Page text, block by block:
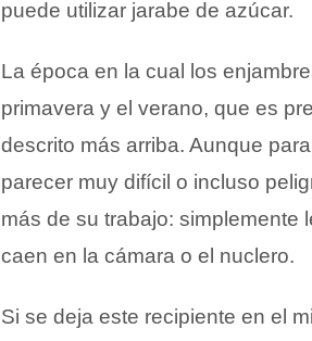
puede utilizar jarabe de azúcar.
La época en la cual los
primavera y el verano, que es
descrito más arriba. Aunque
parecer muy difícil o incluso
más de su trabajo: simplemente
caen en la cámara o el nuclero.
Si se deja este recipiente en el